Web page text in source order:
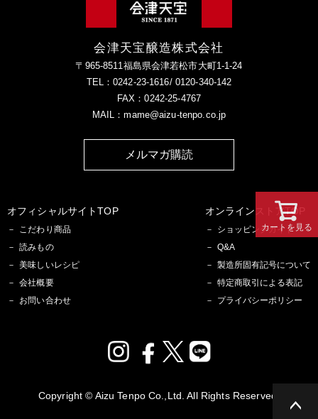
会津天宝醸造株式会社
〒965-8511福島県会津若松市大町1-1-24
TEL：0242-23-1616/ 0120-340-142
FAX：0242-25-4767
MAIL：mame@aizu-tenpo.co.jp
メルマガ購読
オフィシャルサイトTOP
こだわり商品
読みもの
美味しいレシピ
会社概要
お問い合わせ
オンラインストアTOP
ショッピングガイド
Q&A
製造所固有記号について
特定商取引による表記
プライバシーポリシー
Copyright © Aizu Tenpo Co.,Ltd. All Rights Reserved.
カートを見る